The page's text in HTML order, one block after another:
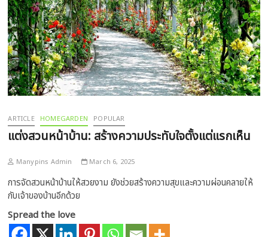
ARTICLE HOMEGARDEN POPULAR
แต่งสวนหน้าบ้าน: สร้างความประทับใจตั้งแต่แรกเห็น
Manypins Admin March 6, 2025
การจัดสวนหน้าบ้านให้สวยงาม ยังช่วยสร้างความสุขและความผ่อนคลายให้
กับเจ้าของบ้านอีกด้วย
Spread the love